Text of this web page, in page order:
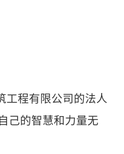
工程有限公司的法人
己的智慧和力量无